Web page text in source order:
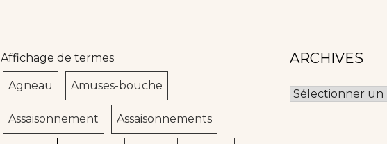
Affichage de termes
Agneau Amuses-bouche
Assaisonnement Assaisonnements
ARCHIVES
Archives